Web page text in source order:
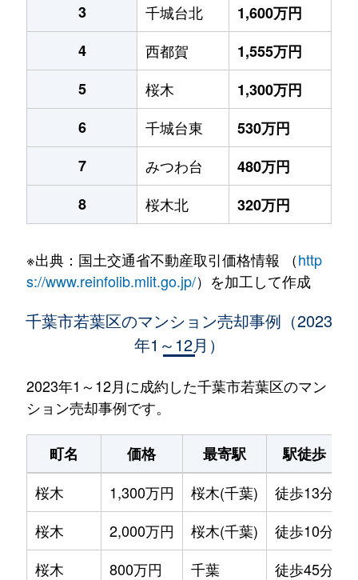
3
千城台北
1,600万円
4
西都賀
1,555万円
5
桜木
1,300万円
6
千城台東
530万円
7
みつわ台
480万円
8
桜木北 320万円
※出典：国土交通省不動産取引価格情報 （http
s://www.reinfolib.mlit.go.jp/）を加工して作成
千葉市若葉区のマンション売却事例（2023
年1～12月）
2023年1～12月に成約した千葉市若葉区のマン
ション売却事例です。
町名 価格 最寄駅 駅徒歩
桜木
1,300万円 桜木(千葉) 徒歩13分
桜木
2,000万円 桜木(千葉) 徒歩10分
桜木
800万円 千葉 徒歩45分